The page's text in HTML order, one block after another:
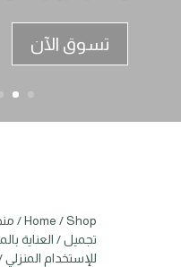
تسوق الآن
Home /Shop
/
تجميل/ العناية
للإستخدام المنزلي